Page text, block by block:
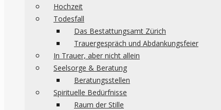
Hochzeit
Todesfall
Das Bestattungsamt Zürich
Trauergespräch und Abdankungsfeier
In Trauer, aber nicht allein
Seelsorge & Beratung
Beratungsstellen
Spirituelle Bedürfnisse
Raum der Stille